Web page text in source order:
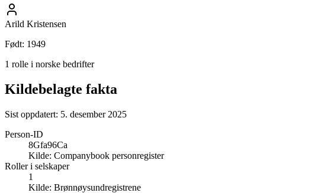
Arild Kristensen
Født: 1949
1 rolle i norske bedrifter
Kildebelagte fakta
Sist oppdatert: 5. desember 2025
Person-ID
8Gfa96Ca
Kilde: Companybook personregister
Roller i selskaper
1
Kilde: Brønnøysundregistrene